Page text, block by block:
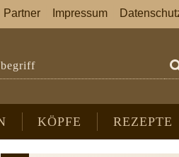
KÖPFE REZEPTE
Partner Impressum